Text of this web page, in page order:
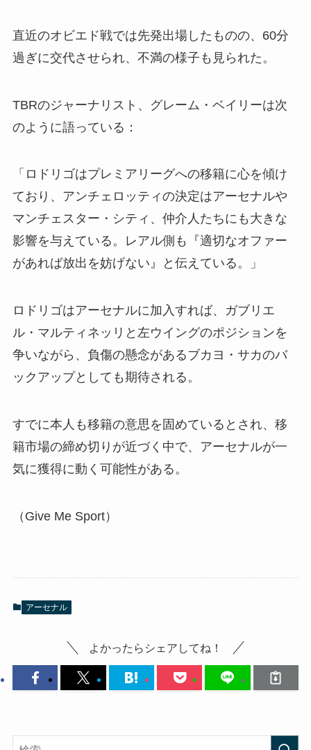
直近のオビエド戦では先発出場したものの、60分
過ぎに交代させられ、不満の様子も見られた。
TBRのジャーナリスト、グレーム・ベイリーは次
のように語っている：
「ロドリゴはプレミアリーグへの移籍に心を傾け
ており、アンチェロッティの決定はアーセナルや
マンチェスター・シティ、仲介人たちにも大きな
影響を与えている。レアル側も『適切なオファー
があれば放出を妨げない』と伝えている。」
ロドリゴはアーセナルに加入すれば、ガブリエ
ル・マルティネッリと左ウイングのポジションを
争いながら、負傷の懸念があるブカヨ・サカのバ
ックアップとしても期待される。
すでに本人も移籍の意思を固めているとされ、移
籍市場の締め切りが近づく中で、アーセナルが一
気に獲得に動く可能性がある。
（Give Me Sport）
アーセナル
よかったらシェアしてね！